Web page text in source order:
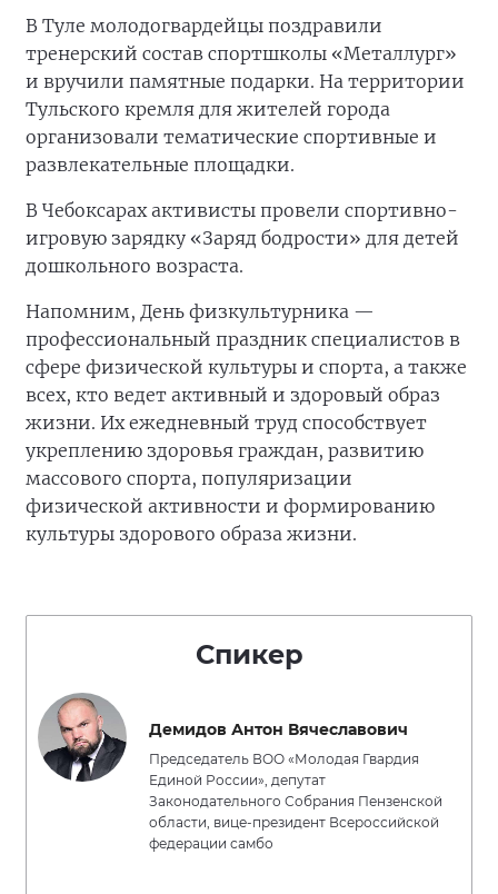
В Туле молодогвардейцы поздравили
тренерский состав спортшколы «Металлург»
и вручили памятные подарки. На территории
Тульского кремля для жителей города
организовали тематические спортивные и
развлекательные площадки.
В Чебоксарах активисты провели спортивно-
игровую зарядку «Заряд бодрости» для детей
дошкольного возраста.
Напомним, День физкультурника —
профессиональный праздник специалистов в
сфере физической культуры и спорта, а также
всех, кто ведет активный и здоровый образ
жизни. Их ежедневный труд способствует
укреплению здоровья граждан, развитию
массового спорта, популяризации
физической активности и формированию
культуры здорового образа жизни.
Спикер
Демидов Антон Вячеславович
Председатель ВОО «Молодая Гвардия
Единой России», депутат
Законодательного Собрания Пензенской
области, вице-президент Всероссийской
федерации самбо